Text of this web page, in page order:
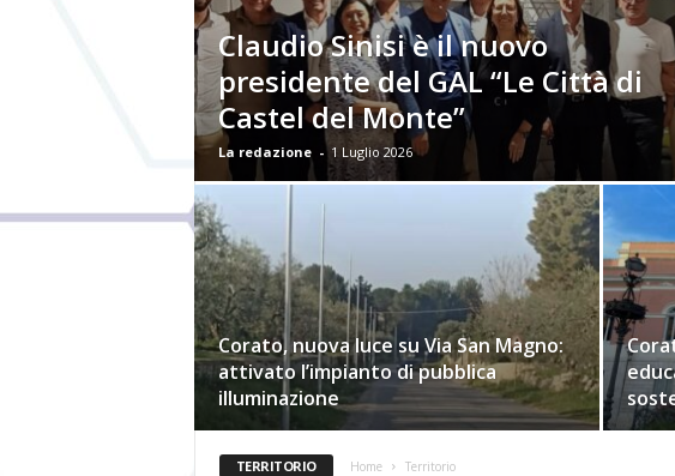
Claudio Sinisi è il nuovo
presidente del GAL “Le Città di
Castel del Monte”
La redazione - 1 Luglio 2026
Corato, nuova luce su Via San Magno:
attivato l’impianto di pubblica
illuminazione
TERRITORIO Home Territorio